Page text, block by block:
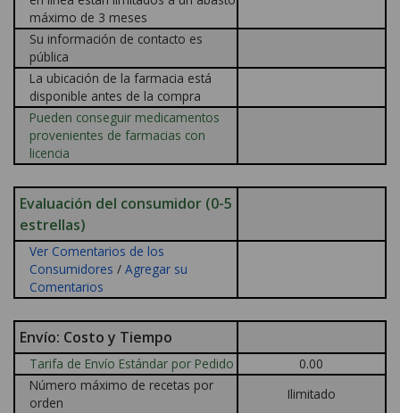
máximo de 3 meses
Su información de contacto es
pública
La ubicación de la farmacia está
disponible antes de la compra
Pueden conseguir medicamentos
provenientes de farmacias con
licencia
Evaluación del consumidor (0-5
estrellas)
Ver Comentarios de los
Consumidores / Agregar su
Comentarios
Envío: Costo y Tiempo
Tarifa de Envío Estándar por Pedido
0.00
Número máximo de recetas por
orden
Ilimitado